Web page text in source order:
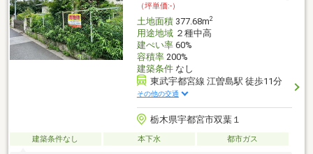
（坪単価:-）
土地面積377.68m2
用途地域２種中高
建ぺい率60%
容積率200%
建築条件なし
東武宇都宮線 江曽島駅 徒歩11分
その他の交通
栃木県宇都宮市双葉１
建築条件なし 本下水 都市ガス